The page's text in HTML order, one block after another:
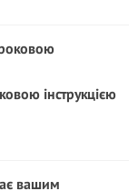
інструкцією